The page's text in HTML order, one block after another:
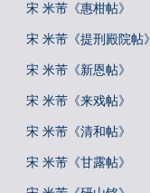
宋 米芾《惠柑帖》
宋 米芾《提刑殿院帖》
宋 米芾《新恩帖》
宋 米芾《来戏帖》
宋 米芾《清和帖》
宋 米芾《甘露帖》